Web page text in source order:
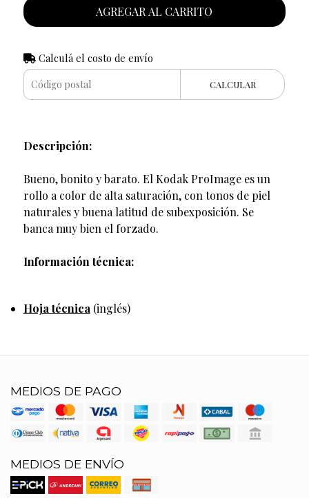
AGREGAR AL CARRITO
Calculá el costo de envío
CALCULAR
Descripción:
Bueno, bonito y barato. El Kodak ProImage es un
rollo a color de alta saturación, con tonos de piel
naturales y buena latitud de subexposición. Se
banca muy bien el forzado.
Información técnica:
Hoja técnica (inglés)
MEDIOS DE PAGO
MEDIOS DE ENVÍO